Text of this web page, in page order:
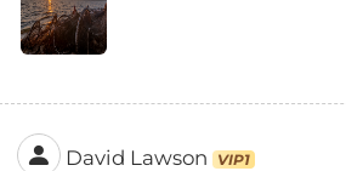
David Lawson VIP1